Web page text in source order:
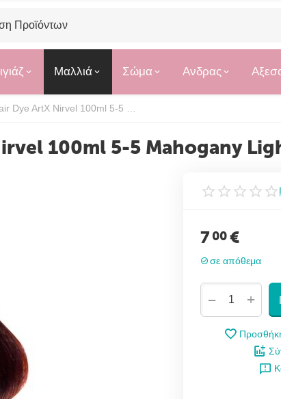
Μαλλιά Σώμα Ανδρας
100ml 5-5 Mahogany
7 00€
σε απόθεμα
+
−